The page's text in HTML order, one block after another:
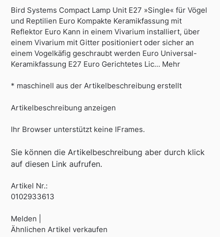
Bird Systems Compact Lamp Unit E27 »Single« für Vögel
und Reptilien Euro Kompakte Keramikfassung mit
Reflektor Euro Kann in einem Vivarium installiert, über
einem Vivarium mit Gitter positioniert oder sicher an
einem Vogelkäfig geschraubt werden Euro Universal-
Keramikfassung E27 Euro Gerichtetes Lic… Mehr
* maschinell aus der Artikelbeschreibung erstellt
Artikelbeschreibung anzeigen
Ihr Browser unterstützt keine IFrames.
Sie können die Artikelbeschreibung aber durch klick
auf diesen Link aufrufen.
Artikel Nr.:
0102933613
Melden |
Ähnlichen Artikel verkaufen